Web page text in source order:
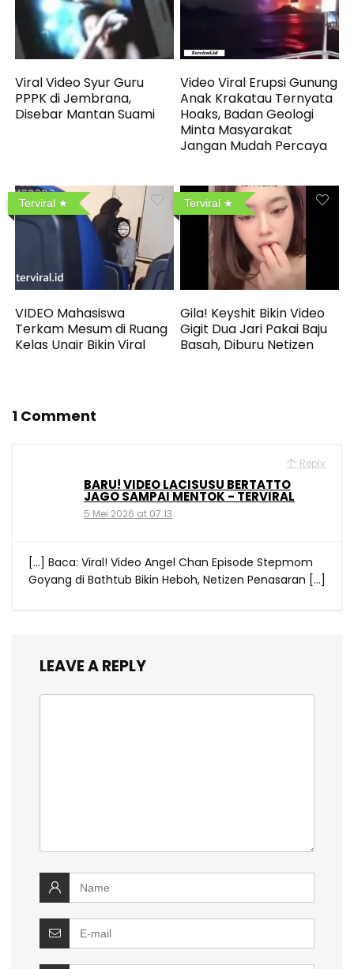
Viral Video Syur Guru
PPPK di Jembrana,
Disebar Mantan Suami
Video Viral Erupsi Gunung
Anak Krakatau Ternyata
Hoaks, Badan Geologi
Minta Masyarakat
Jangan Mudah Percaya
Terviral
VIDEO Mahasiswa
Terkam Mesum di Ruang
Kelas Unair Bikin Viral
Terviral
Gila! Keyshit Bikin Video
Gigit Dua Jari Pakai Baju
Basah, Diburu Netizen
1 Comment
Reply
BARU! VIDEO LACISUSU BERTATTO
JAGO SAMPAI MENTOK - TERVIRAL
5 Mei 2026 at 07:13
[…] Baca: Viral! Video Angel Chan Episode Stepmom
Goyang di Bathtub Bikin Heboh, Netizen Penasaran […]
LEAVE A REPLY